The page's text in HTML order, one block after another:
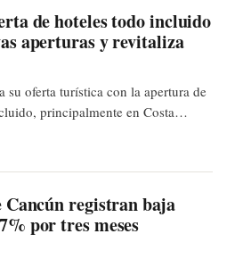
de hoteles todo incluido
aperturas y revitaliza
su oferta turística con la apertura de
principalmente en Costa
noche, según la investigación de <a
web</a>.
registran baja
por tres meses